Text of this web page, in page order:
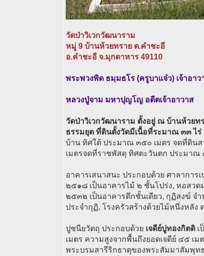
วัดป่าวิเวกวัฒนาราม
หมู่ 9 บ้านห้วยทราย ต.คำชะอี
อ.คำชะอี จ.มุกดาหาร 49110
พระพวงพิด ธมฺมธโร (ครูบาแจ๋ว) เจ้าอา
หลวงปู่จาม มหาปุญโญ อดีตเจ้าอาวาส
วัดป่าวิเวกวัฒนาราม ตั้งอยู่ ณ บ้านห้วย
ธรรมยุต ที่ดินตั้งวัดมีเนื้อที่ระมาณ ๓๓ ไร่
บ้าน ทิศใต้ ประมาณ ๓๕๐ เมตร จดที่ดิน
เมตรจดที่ราชพัสดุ ทิศตะวันตก ประมาณ
อาคารเสนาสนะ ประกอบด้วย ศาลาการ
๒๕๑๘ เป็นอาคารไม้ ๒ ชั้นโปร่ง, หอสวด
๒๕๓๒ เป็นอาคารตึกชั้นเดียว, กุฏิสงฆ์ จ
ประจำกุฏิ, โรงครัวสร้างด้วยไม้หนึ่งหลั
ปูชนียวัตถุ ประกอบด้วย เจดีย์บู่ทองกิตติ เ
เมตร ความสูงจากพื้นถึงยอดเจดีย์ ๔๕ เ
พระบรมสารีริกธาตุของพระสัมมาสัมพุท